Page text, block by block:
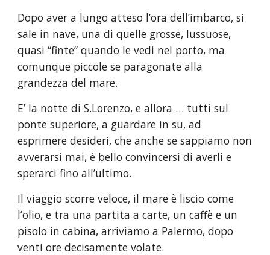
Dopo aver a lungo atteso l’ora dell’imbarco, si
sale in nave, una di quelle grosse, lussuose,
quasi “finte” quando le vedi nel porto, ma
comunque piccole se paragonate alla
grandezza del mare.
E’ la notte di S.Lorenzo, e allora … tutti sul
ponte superiore, a guardare in su, ad
esprimere desideri, che anche se sappiamo non
avverarsi mai, è bello convincersi di averli e
sperarci fino all’ultimo.
Il viaggio scorre veloce, il mare è liscio come
l’olio, e tra una partita a carte, un caffè e un
pisolo in cabina, arriviamo a Palermo, dopo
venti ore decisamente volate.